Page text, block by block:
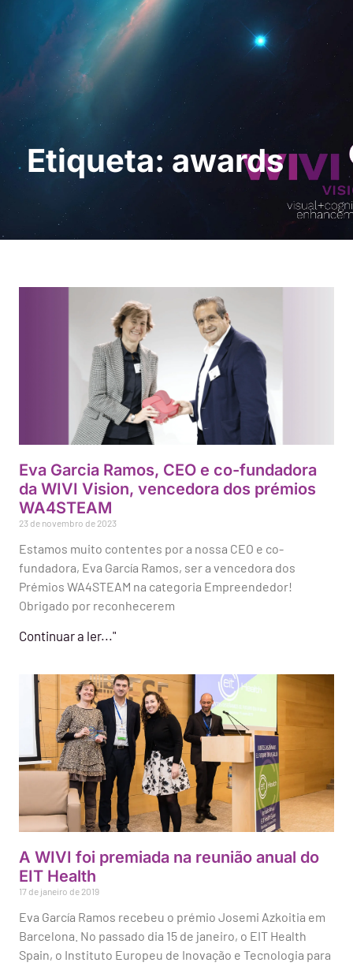
Pedir uma
demonstração
Etiqueta: awards
Eva Garcia Ramos, CEO e co-fundadora
da WIVI Vision, vencedora dos prémios
WA4STEAM
23 de novembro de 2023
Estamos muito contentes por a nossa CEO e co-
fundadora, Eva García Ramos, ser a vencedora dos
Prémios WA4STEAM na categoria Empreendedor!
Obrigado por reconhecerem
Continuar a ler..."
A WIVI foi premiada na reunião anual do
EIT Health
17 de janeiro de 2019
Eva García Ramos recebeu o prémio Josemi Azkoitia em
Barcelona. No passado dia 15 de janeiro, o EIT Health
Spain, o Instituto Europeu de Inovação e Tecnologia para